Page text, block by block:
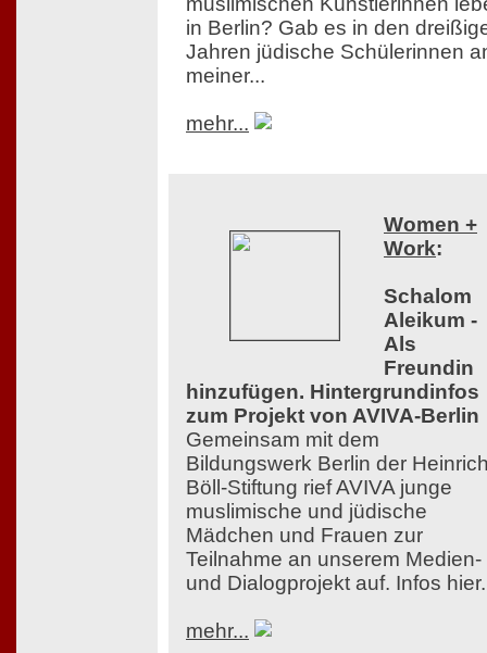
in Berlin? Gab es in den
Jahren jüdische Schülerinnen
meiner...
mehr...
Women +
Work:
Schalom
Aleikum -
Als
Freundin
hinzufügen. Hintergrundinfos
zum Projekt von AVIVA-Berlin
Gemeinsam mit dem
Bildungswerk Berlin der
Böll-Stiftung rief AVIVA junge
muslimische und jüdische
Mädchen und Frauen zur
Teilnahme an unserem Medien-
und Dialogprojekt auf. Infos
mehr...